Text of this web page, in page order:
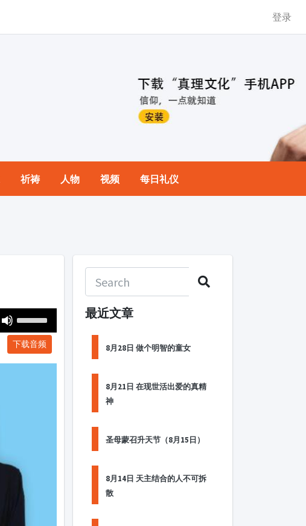
登录
祈祷 人物 视频 每日礼仪
Arrow
下载音频
最近文章
8月28日 做个明智的童女
8月21日 在现世活出爱的真精
神
圣母蒙召升天节（8月15日）
8月14日 天主结合的人不可拆
散